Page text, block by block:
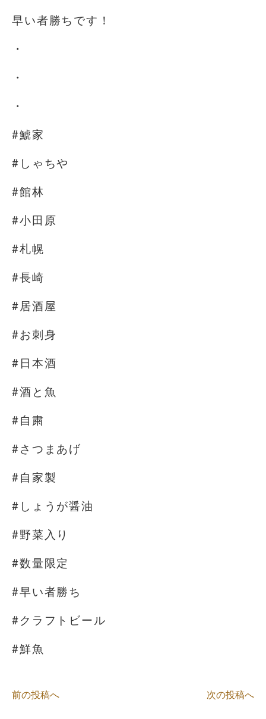
早い者勝ちです！
・
・
・
#鯱家
#しゃちや
#館林
#小田原
#札幌
#長崎
#居酒屋
#お刺身
#日本酒
#酒と魚
#自粛
#さつまあげ
#自家製
#しょうが醤油
#野菜入り
#数量限定
#早い者勝ち
#クラフトビール
#鮮魚
前の投稿へ 次の投稿へ